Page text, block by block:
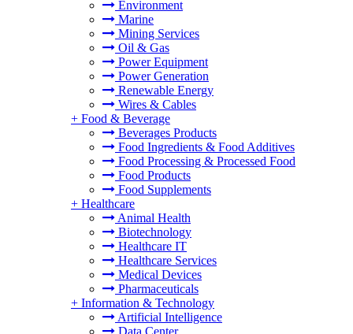
Environment
Marine
Mining Services
Oil & Gas
Power Equipment
Power Generation
Renewable Energy
Wires & Cables
+ Food & Beverage
Beverages Products
Food Ingredients & Food Additives
Food Processing & Processed Food
Food Products
Food Supplements
+ Healthcare
Animal Health
Biotechnology
Healthcare IT
Healthcare Services
Medical Devices
Pharmaceuticals
+ Information & Technology
Artificial Intelligence
Data Center